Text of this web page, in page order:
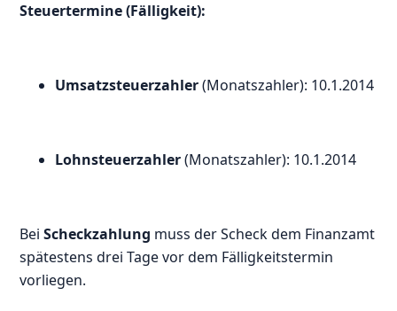
Steuertermine (Fälligkeit):
Umsatzsteuerzahler(Monatszahler): 10.1.2014
Lohnsteuerzahler(Monatszahler): 10.1.2014
BeiScheckzahlung muss der Scheck dem Finanzamt
spätestens drei Tage vor dem Fälligkeitstermin
vorliegen.